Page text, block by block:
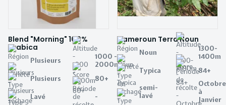
Blend "Morning" 100%
Arabica
Plusieurs
1000 -
2000m
Plusieurs
80+
Lavé
-
Cameroun Terra Noun
Noun
1300-
1400m
Typica
84+
semi-
lavé
Octobre
à
Janvier